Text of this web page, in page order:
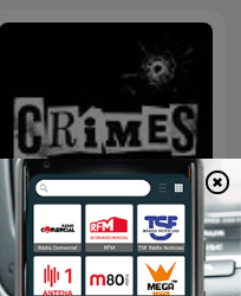
CRIMES • Histoires Vraies